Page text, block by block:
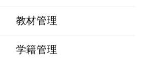
教材管理
学籍管理